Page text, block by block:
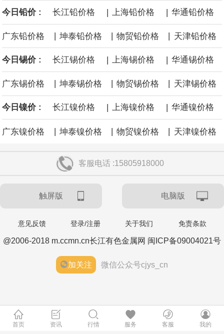
今日铅价 : 长江铅价格 | 上海铅价格 | 华通铅价格
广东铅价格 坤泰铅价格 物贸铅价格 天津铅价格
今日锡价 : 长江锡价格 | 上海锡价格 | 华通锡价格
广东锡价格 坤泰锡价格 物贸锡价格 天津锡价格
今日镍价 : 长江镍价格 | 上海镍价格 | 华通镍价格
广东镍价格 | 坤泰镍价格 | 物贸镍价格 | 天津镍价格
客服电话 :15805918000
触屏版 电脑版
意见反馈 登录/注册 关于我们 免责条款
@2006-2018 m.ccmn.cn长江有色金属网 闽ICP备09004021号
加关注 微信公众号cjys_cn
首页 资讯 行情 服务 客服 我的